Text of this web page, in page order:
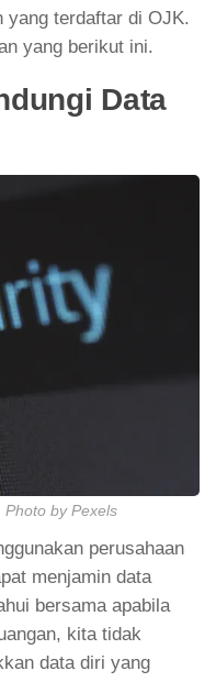
yang terdaftar di OJK.
yang berikut ini.
Data
by Pexels
perusahaan
menjamin data
bersama apabila
kita tidak
data diri yang